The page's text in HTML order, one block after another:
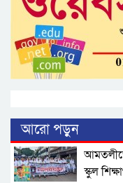
আরো পড়ুন
স্কুল